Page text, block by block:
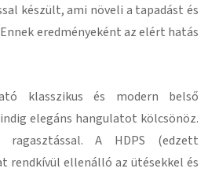
készült, ami növeli a tapadást és
Ennek eredményeként az elért hatás
klasszikus és modern belső
elegáns hangulatot kölcsönöz.
. A HDPS (edzett
rendkívül ellenálló az ütésekkel és